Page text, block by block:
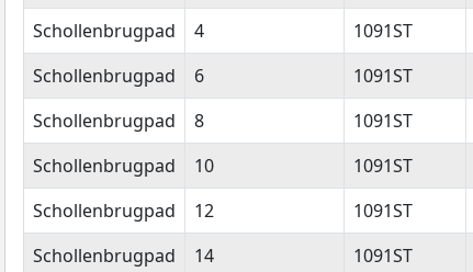
Schollenbrugpad
4 1091ST
Schollenbrugpad
6 1091ST
Schollenbrugpad
8 1091ST
Schollenbrugpad
10 1091ST
Schollenbrugpad
12 1091ST
Schollenbrugpad
14 1091ST